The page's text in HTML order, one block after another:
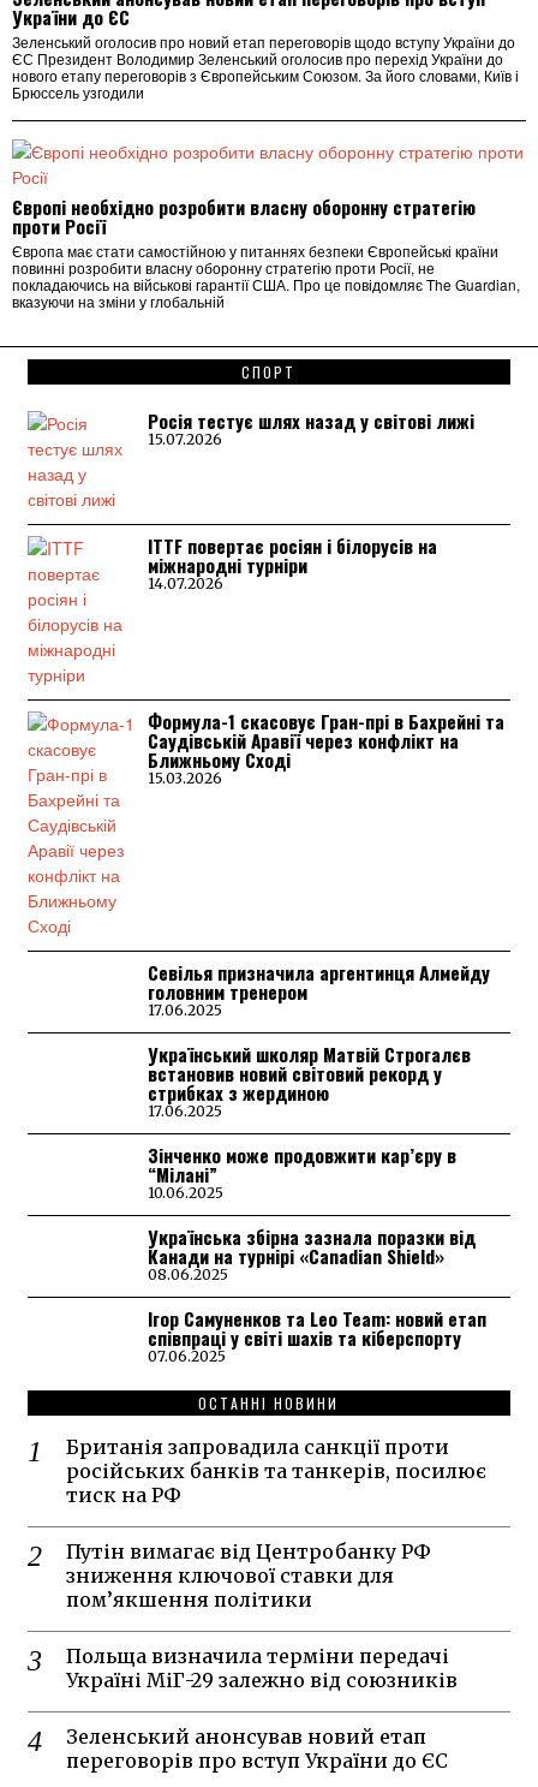
України до ЄС
Зеленський оголосив про новий етап переговорів щодо вступу України до
ЄС Президент Володимир Зеленський оголосив про перехід України до
нового етапу переговорів з Європейським Союзом. За його словами, Київ і
Брюссель узгодили
Європі необхідно розробити власну оборонну стратегію
проти Росії
Європа має стати самостійною у питаннях безпеки Європейські країни
повинні розробити власну оборонну стратегію проти Росії, не
покладаючись на військові гарантії США. Про це повідомляє The Guardian,
вказуючи на зміни у глобальній
СПОРТ
Росія тестує шлях назад у світові лижі
15.07.2026
ITTF повертає росіян і білорусів на
міжнародні турніри
14.07.2026
Формула-1 скасовує Гран-прі в Бахрейні та
Саудівській Аравії через конфлікт на
Ближньому Сході
15.03.2026
Севілья призначила аргентинця Алмейду
головним тренером
17.06.2025
Український школяр Матвій Строгалєв
встановив новий світовий рекорд у
стрибках з жердиною
17.06.2025
Зінченко може продовжити кар’єру в
“Мілані”
10.06.2025
Українська збірна зазнала поразки від
Канади на турнірі «Canadian Shield»
08.06.2025
Ігор Самуненков та Leo Team: новий етап
співпраці у світі шахів та кіберспорту
07.06.2025
ОСТАННІ НОВИНИ
Британія запровадила санкції проти
російських банків та танкерів, посилює
тиск на РФ
Путін вимагає від Центробанку РФ
зниження ключової ставки для
пом’якшення політики
Польща визначила терміни передачі
Україні МіГ-29 залежно від союзників
Зеленський анонсував новий етап
переговорів про вступ України до ЄС